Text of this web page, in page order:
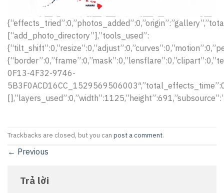
[“add_photo_directory”],”tools_used”:
0F13-4F32-9746-
Trackbacks are closed, but you can post a comment.
← Previous
Trả lời